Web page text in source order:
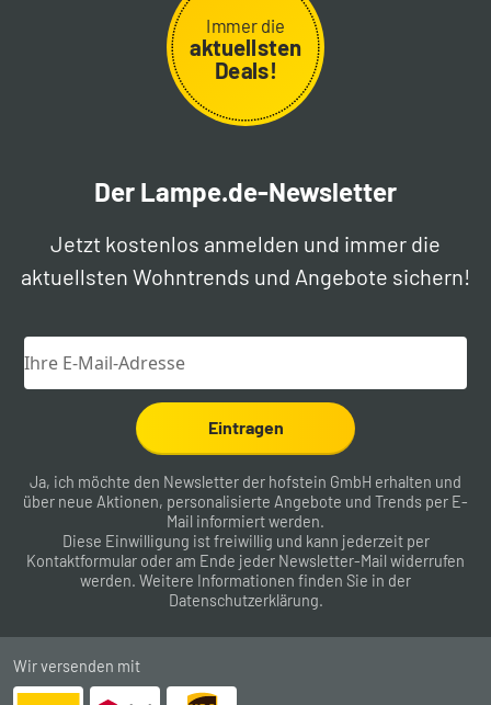
Immer die
aktuellsten
Deals!
Der Lampe.de-Newsletter
Jetzt kostenlos anmelden und immer die
aktuellsten Wohntrends und Angebote sichern!
Eintragen
Ja, ich möchte den Newsletter der hofstein GmbH erhalten und
über neue Aktionen, personalisierte Angebote und Trends per E-
Mail informiert werden.
Diese Einwilligung ist freiwillig und kann jederzeit per
Kontaktformular oder am Ende jeder Newsletter-Mail widerrufen
werden. Weitere Informationen finden Sie in der
Datenschutzerklärung.
Wir versenden mit